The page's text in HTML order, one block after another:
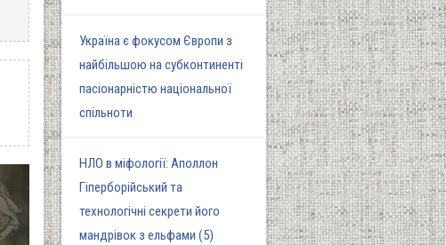
Україна є фокусом Європи з
найбільшою на субконтиненті
пасіонарністю національної
спільноти
НЛО в міфології: Аполлон
Гіперборійський та
технологічні секрети його
мандрівок з ельфами (5)